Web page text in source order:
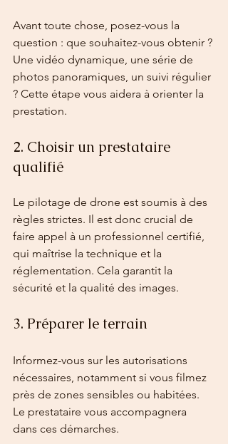
Avant toute chose, posez-vous la
question : que souhaitez-vous obtenir ?
Une vidéo dynamique, une série de
photos panoramiques, un suivi régulier
? Cette étape vous aidera à orienter la
prestation.
2. Choisir un prestataire
qualifié
Le pilotage de drone est soumis à des
règles strictes. Il est donc crucial de
faire appel à un professionnel certifié,
qui maîtrise la technique et la
réglementation. Cela garantit la
sécurité et la qualité des images.
3. Préparer le terrain
Informez-vous sur les autorisations
nécessaires, notamment si vous filmez
près de zones sensibles ou habitées.
Le prestataire vous accompagnera
dans ces démarches.